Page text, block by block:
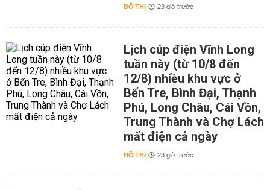
ĐÔ THỊ 23 giờ trước
Lịch cúp điện Vĩnh Long
tuần này (từ 10/8 đến
12/8) nhiều khu vực ở
Bến Tre, Bình Đại, Thạnh
Phú, Long Châu, Cái Vồn,
Trung Thành và Chợ Lách
mất điện cả ngày
ĐÔ THỊ 23 giờ trước